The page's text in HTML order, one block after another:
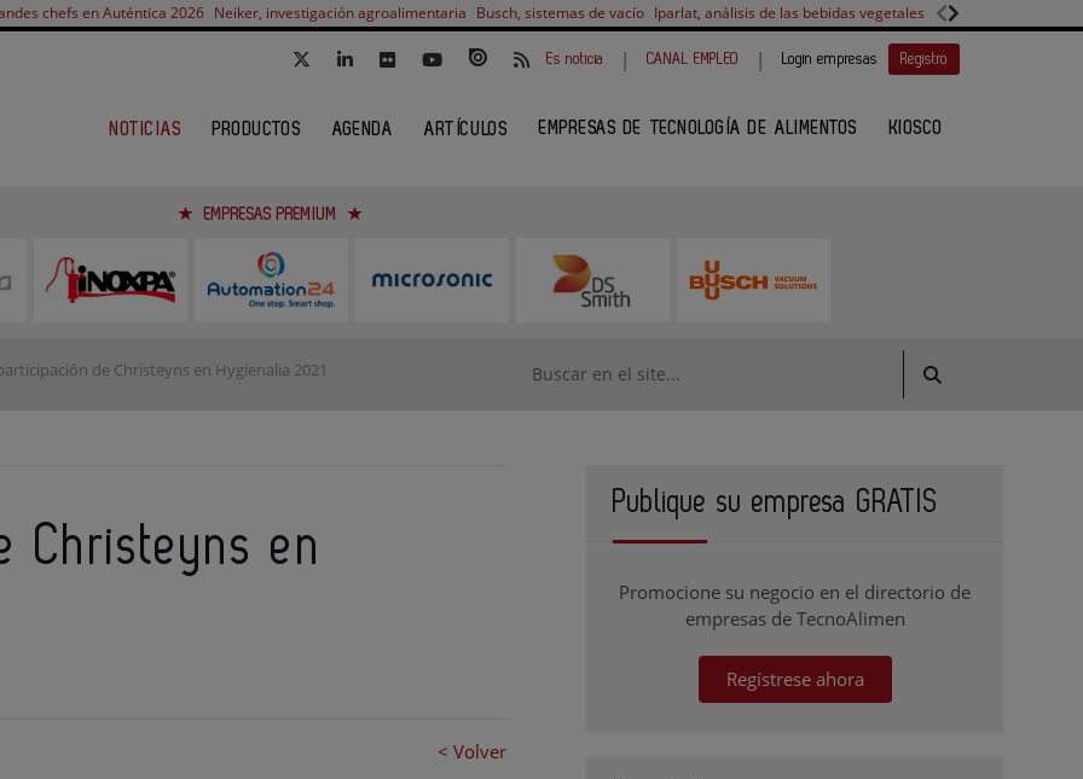
chefs en Auténtica 2026 Neiker, investigación agroalimentaria Busch, sistemas de vacío Iparlat, análisis de las bebidas vegetales FANUC, colaboración
Es noticia | CANAL EMPLEO | Login empresas Registro
NOTICIAS PRODUCTOS AGENDA ARTÍCULOS EMPRESAS DE TECNOLOGÍA DE ALIMENTOS KIOSCO
EMPRESAS PREMIUM
de Christeyns en Hygienalia 2021
Christeyns en
< Volver
Publique su empresa GRATIS
Promocione su negocio en el directorio de
empresas de TecnoAlimen
Regístrese ahora